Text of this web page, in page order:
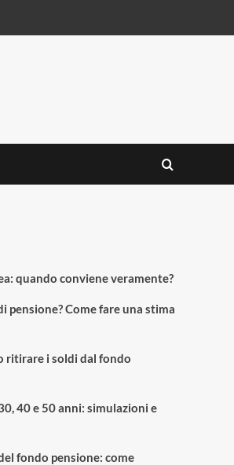
quando conviene veramente?
pensione? Come fare una stima
ritirare i soldi dal fondo
40 e 50 anni: simulazioni e
fondo pensione: come